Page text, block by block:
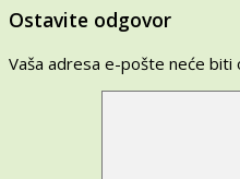
Ostavite odgovor
Vaša adresa e-pošte neće biti